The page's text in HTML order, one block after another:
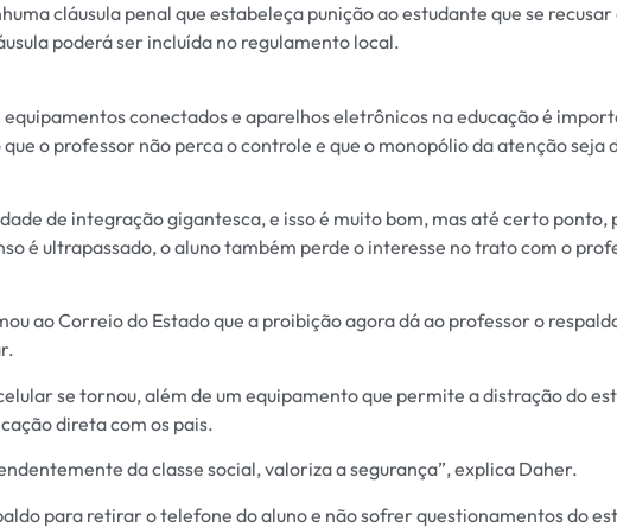
cláusula penal que estabeleça punição ao estudante que se recusar
poderá ser incluída no regulamento local.
equipamentos conectados e aparelhos eletrônicos na educação é
o professor não perca o controle e que o monopólio da atenção seja
de integração gigantesca, e isso é muito bom, mas até certo ponto,
é ultrapassado, o aluno também perde o interesse no trato com o
ao Correio do Estado que a proibição agora dá ao professor o
se tornou, além de um equipamento que permite a distração do
direta com os pais.
da classe social, valoriza a segurança”, explica Daher.
para retirar o telefone do aluno e não sofrer questionamentos do